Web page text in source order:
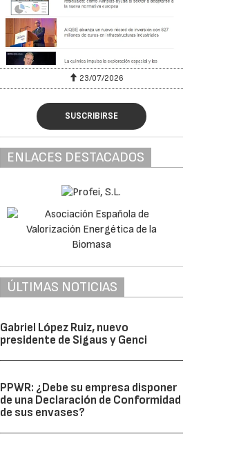
23/07/2026
SUSCRIBIRSE
ENLACES DESTACADOS
ÚLTIMAS NOTICIAS
Gabriel López Ruiz, nuevo
presidente de Sigaus y Genci
PPWR: ¿Debe su empresa disponer
de una Declaración de Conformidad
de sus envases?